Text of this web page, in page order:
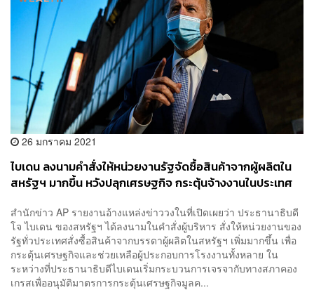
26 มกราคม 2021
ไบเดน ลงนามคำสั่งให้หน่วยงานรัฐจัดซื้อสินค้าจากผู้ผลิตใน
สหรัฐฯ มากขึ้น หวังปลุกเศรษฐกิจ กระตุ้นจ้างงานในประเทศ
สำนักข่าว AP รายงานอ้างแหล่งข่าววงในที่เปิดเผยว่า ประธานาธิบดี
โจ ไบเดน ของสหรัฐฯ ได้ลงนามในคำสั่งผู้บริหาร สั่งให้หน่วยงานของ
รัฐทั่วประเทศสั่งซื้อสินค้าจากบรรดาผู้ผลิตในสหรัฐฯ เพิ่มมากขึ้น เพื่อ
กระตุ้นเศรษฐกิจและช่วยเหลือผู้ประกอบการโรงงานทั้งหลาย ใน
ระหว่างที่ประธานาธิบดีไบเดนเริ่มกระบวนการเจรจากับทางสภาคอง
เกรสเพื่ออนุมัติมาตรการกระตุ้นเศรษฐกิจมูลค...